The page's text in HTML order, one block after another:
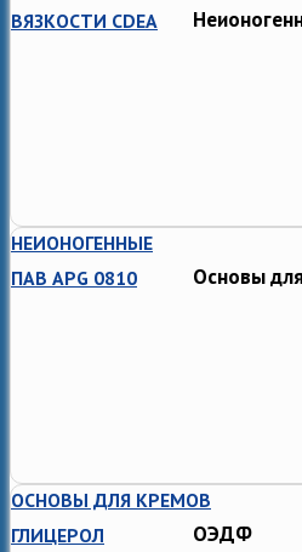
ВЯЗКОСТИ CDEA
НЕИОНОГЕННЫЕ
ПАВ APG 0810
Основы
ОСНОВЫ ДЛЯ КРЕМОВ
ГЛИЦЕРОЛ
ОЭДФ